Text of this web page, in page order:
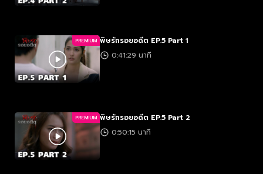
PREMIUM พิษรักรอยอดีต EP.5 Part 1
0:41:29 นาที
PREMIUM พิษรักรอยอดีต EP.5 Part 2
0:50:15 นาที